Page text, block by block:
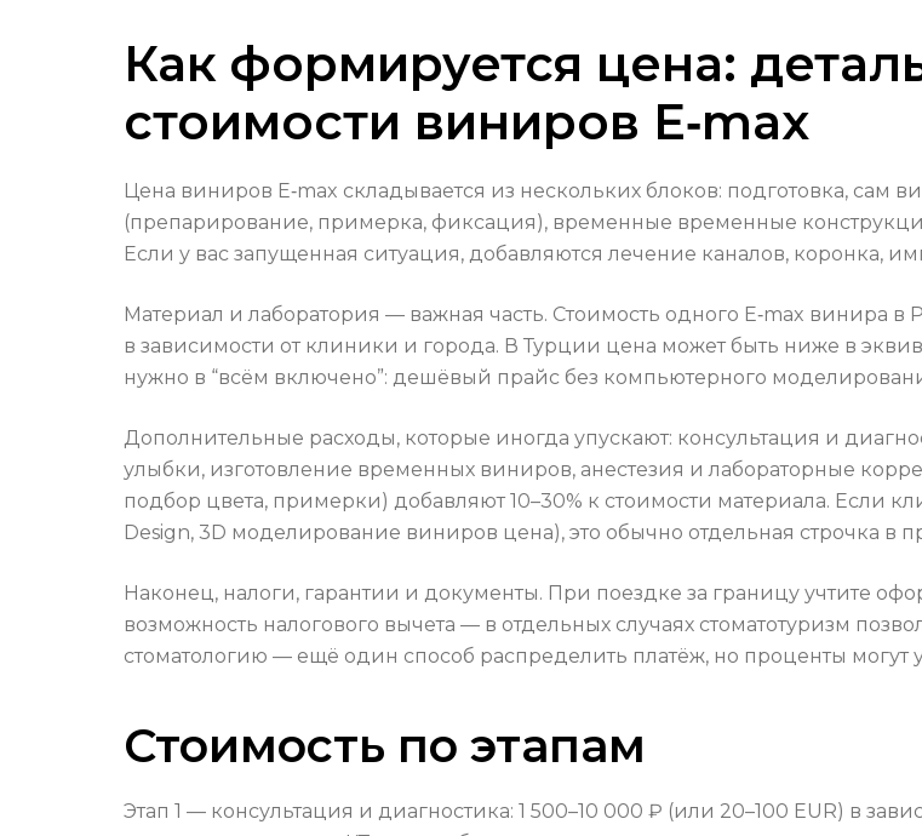
Как формируется цена:
стоимости виниров E‑max
Цена виниров E‑max складывается из нескольких блоков: подготовка, сам
(препарирование, примерка, фиксация), временные временные
Если у вас запущенная ситуация, добавляются лечение каналов, коронка,
Материал и лаборатория — важная часть. Стоимость одного E‑max винира
в зависимости от клиники и города. В Турции цена может быть ниже в
нужно в “всём включено”: дешёвый прайс без компьютерного
Дополнительные расходы, которые иногда упускают: консультация и
улыбки, изготовление временных виниров, анестезия и лабораторные
подбор цвета, примерки) добавляют 10–30% к стоимости материала. Если
Design, 3D моделирование виниров цена), это обычно отдельная строчка в
Наконец, налоги, гарантии и документы. При поездке за границу учтите
возможность налогового вычета — в отдельных случаях стоматотуризм
стоматологию — ещё один способ распределить платёж, но проценты могут
Стоимость по этапам
Этап 1 — консультация и диагностика: 1 500–10 000 ₽ (или 20–100 EUR) в